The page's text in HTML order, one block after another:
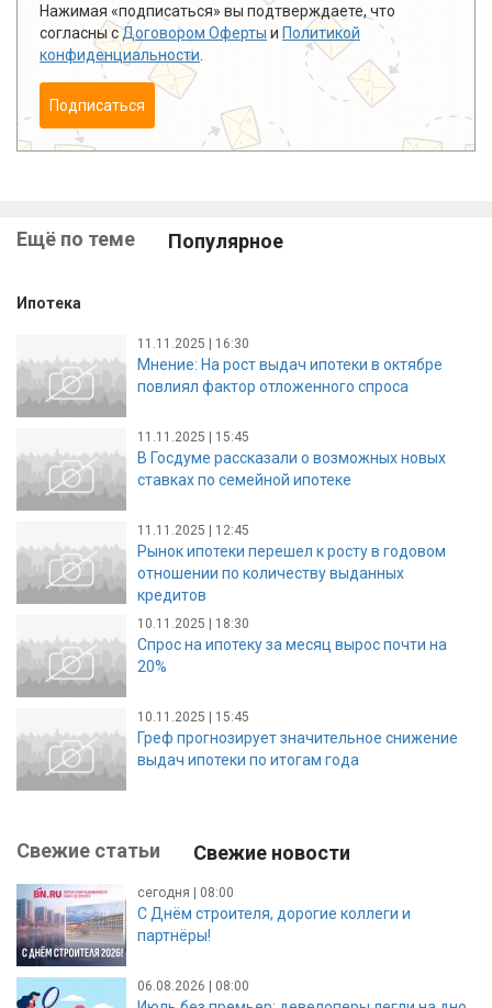
Нажимая «подписаться» вы подтверждаете, что
согласны сДоговором Оферты и Политикой
конфиденциальности
Подписаться
Ещё по теме Популярное
Ипотека
11.11.2025 | 16:30
Мнение: На рост выдач ипотеки в октябре
повлиял фактор отложенного спроса
11.11.2025 | 15:45
В Госдуме рассказали о возможных новых
ставках по семейной ипотеке
11.11.2025 | 12:45
Рынок ипотеки перешел к росту в годовом
отношении по количеству выданных
кредитов
10.11.2025 | 18:30
Спрос на ипотеку за месяц вырос почти на
20%
10.11.2025 | 15:45
Греф прогнозирует значительное снижение
выдач ипотеки по итогам года
Свежие статьи Свежие новости
сегодня | 08:00
С Днём строителя, дорогие коллеги и
партнёры!
06.08.2026 | 08:00